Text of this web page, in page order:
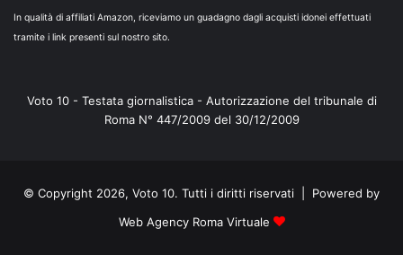
In qualità di affiliati Amazon, riceviamo un guadagno dagli acquisti idonei effettuati
tramite i link presenti sul nostro sito.
Voto 10 - Testata giornalistica - Autorizzazione del tribunale di
Roma N° 447/2009 del 30/12/2009
© Copyright 2026, Voto 10. Tutti i diritti riservati | Powered by
Web Agency Roma Virtuale